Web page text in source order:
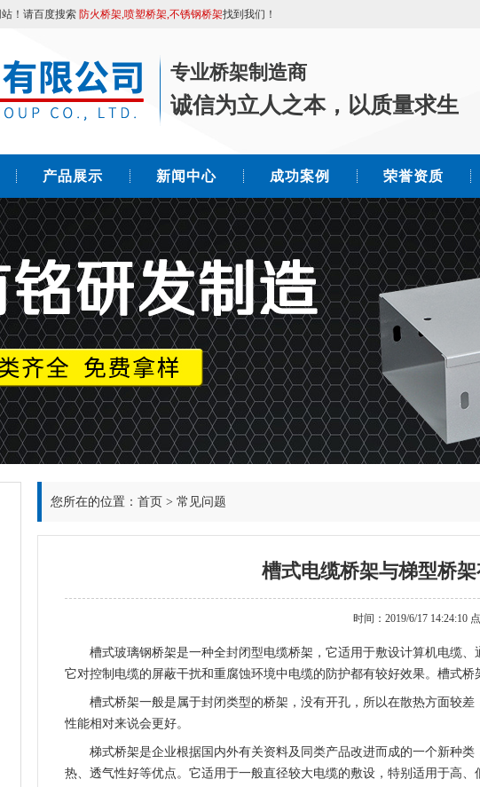
！请百度搜索 防火桥架,喷塑桥架,不锈钢桥架找到我们！
专业桥架制造商
诚信为立人之本，以质量求生
产品展示 新闻中心 成功案例 荣誉资质
您所在的位置： 首页 > 常见问题
槽式电缆桥架与梯型桥
时间：2019/6/17 14:24:10
槽式玻璃钢桥架是一种全封闭型电缆桥架，它适用于敷设计算机电缆
它对控制电缆的屏蔽干扰和重腐蚀环境中电缆的防护都有较好效果。槽式桥
槽式桥架一般是属于封闭类型的桥架，没有开孔，所以在散热方面较
性能相对来说会更好。
梯式桥架是企业根据国内外有关资料及同类产品改进而成的一个新种
热、透气性好等优点。它适用于一般直径较大电缆的敷设，特别适用于高